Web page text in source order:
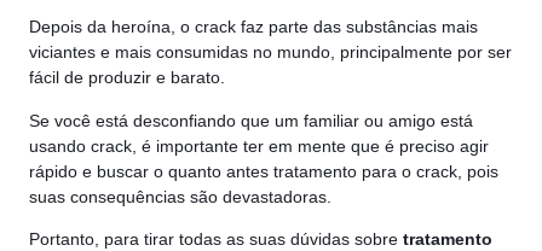
Depois da heroína, o crack faz parte das substâncias mais
viciantes e mais consumidas no mundo, principalmente por ser
fácil de produzir e barato.
Se você está desconfiando que um familiar ou amigo está
usando crack, é importante ter em mente que é preciso agir
rápido e buscar o quanto antes tratamento para o crack, pois
suas consequências são devastadoras.
Portanto, para tirar todas as suas dúvidas sobre tratamento